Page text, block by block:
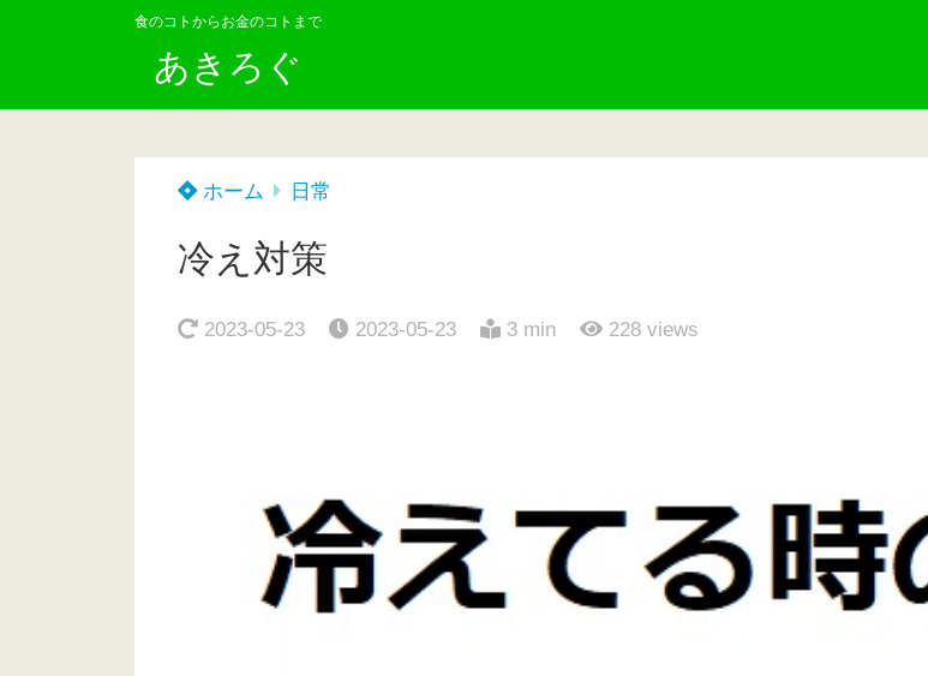
食のコトからお金のコトまで
あきろぐ
ホーム 日常
冷え対策
2023-05-23 2023-05-23 3 min 228 views